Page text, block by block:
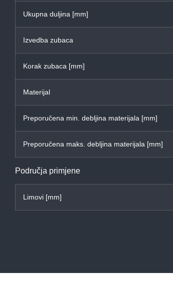
Ukupna duljina [mm]
Izvedba zubaca
Korak zubaca [mm]
Materijal
Preporučena min. debljina materijala [mm]
Preporučena maks. debljina materijala [mm]
Područja primjene
Limovi [mm]